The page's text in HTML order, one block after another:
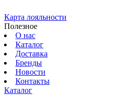
Карта лояльности
Полезное
О нас
Каталог
Доставка
Бренды
Новости
Контакты
Каталог